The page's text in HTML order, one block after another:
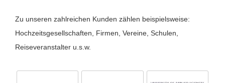
Zu unseren zahlreichen Kunden zählen beispielsweise:
Hochzeitsgesellschaften, Firmen, Vereine, Schulen,
Reiseveranstalter u.s.w.